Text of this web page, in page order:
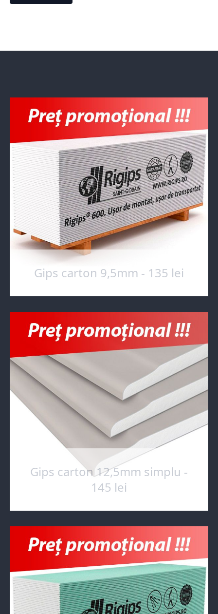
Gips carton 9,5mm - 135 lei
Gips carton 12,5mm simplu -
145 lei